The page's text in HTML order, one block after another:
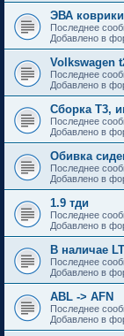
ЭВА коврики
Последнее
Добавлено в
Volkswagen
Последнее
Добавлено в
Сборка Т3,
Последнее
Добавлено в
Обивка
Последнее
Добавлено в
1.9 тди
Последнее
Добавлено в
В наличае
Последнее
Добавлено в
ABL -> AFN
Последнее
Добавлено в